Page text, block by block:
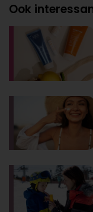
Ook